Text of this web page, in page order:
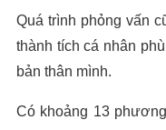
Quá trình phỏng vấn
thành tích cá nhân
bản thân mình.
Có khoảng 13